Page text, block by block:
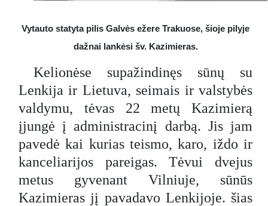
Vytauto statyta pilis Galvės ežere Trakuose, šioje pilyje
dažnai lankėsi šv. Kazimieras.
Kelionėse supažindinęs sūnų su
Lenkija ir Lietuva, seimais ir valstybės
valdymu, tėvas 22 metų Kazimierą
įjungė į administracinį darbą. Jis jam
pavedė kai kurias teismo, karo, iždo ir
kanceliarijos pareigas. Tėvui dvejus
metus gyvenant Vilniuje, sūnūs
Kazimieras jį pavadavo Lenkijoje. šias